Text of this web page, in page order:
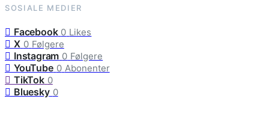
SOSIALE MEDIER
Facebook 0 Likes
X 0 Følgere
Instagram 0 Følgere
YouTube 0 Abonenter
TikTok 0
Bluesky 0